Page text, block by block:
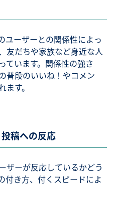
ユーザーとの関係性によっ
友だちや家族など身近な人
ています。関係性の強さ
普段のいいね！やコメン
す。
稿への反応
ザーが反応しているかどう
付き方、付くスピードによ